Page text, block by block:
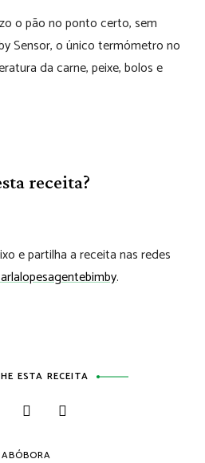
o pão no ponto certo, sem
Sensor, o único termómetro no
da carne, peixe, bolos e
receita?
e partilha a receita nas redes
.
ESTA RECEITA
ABÓBORA